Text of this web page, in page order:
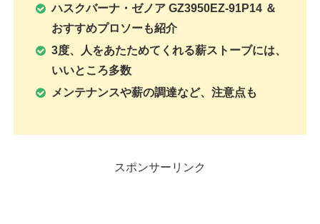
ハスクバーナ・ゼノア GZ3950EZ-91P14 ＆
おすすめプロソーも紹介
3度、人をあたためてくれる薪ストーブには、
いいところ多数
メンテナンスや薪の調達など、注意点も
スポンサーリンク